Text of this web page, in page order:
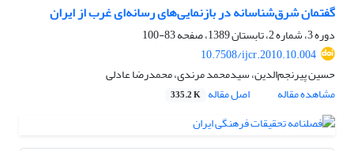
گفتمان شرق‌شناسانه در بازنمایی‌های رسانه‌ای غرب از ایران
دوره 3، شماره 2، تابستان 1389، صفحه
83-100
10.7508/ijcr.2010.10.004
حسین پیرنجم‌الدین، سیدمحمد مرندی، محمدرضا عادلی
مشاهده مقاله
اصل مقاله 335.2 K